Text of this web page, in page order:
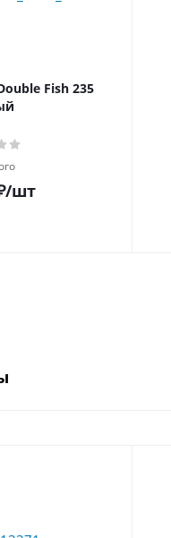
Fish 235
/шт